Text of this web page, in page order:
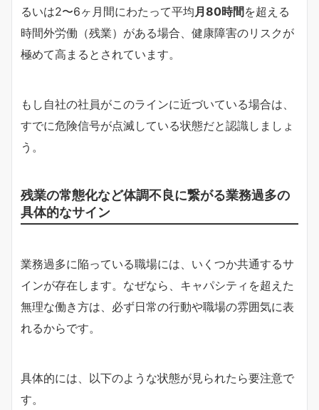
るいは2〜6ヶ月間にわたって平均 月80時間を超える
時間外労働（残業）がある場合、健康障害のリスクが
極めて高まるとされています。
もし自社の社員がこのラインに近づいている場合は、
すでに危険信号が点滅している状態だと認識しましょ
う。
残業の常態化など体調不良に繋がる業務過多の
具体的なサイン
業務過多に陥っている職場には、いくつか共通するサ
インが存在します。なぜなら、キャパシティを超えた
無理な働き方は、必ず日常の行動や職場の雰囲気に表
れるからです。
具体的には、以下のような状態が見られたら要注意で
す。